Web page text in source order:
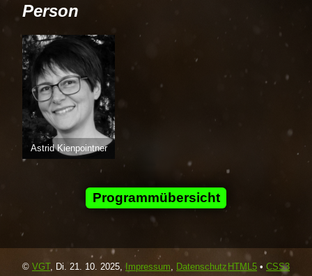
Person
Astrid Kienpointner
Programmübersicht
© VGT, Di. 21. 10. 2025, Impressum, Datenschutz HTML5 • CSS3